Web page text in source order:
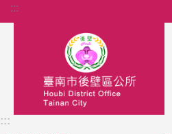
跳到主要內容區塊
:::
:::